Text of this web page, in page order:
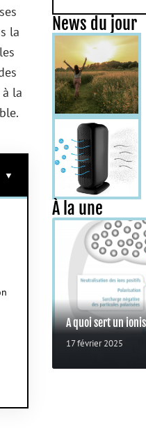
la
la
News du jour
À la une
A quoi sert un
17 février 2025